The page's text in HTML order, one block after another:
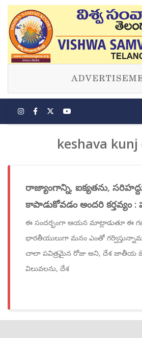
keshava kunj
రాజ్యాంగాన్ని, ఐక్యతను,
కాపాడుకోవడం అందరి కర్తవ్యం
ఈ సందర్భంగా ఆయన మాట్లాడుతూ ఈ
భారతీయులుగా మనం ఎంతో
చాలా పవిత్రమైన రోజు అని, దేశ జాతీయ
విలువలను, దేశ